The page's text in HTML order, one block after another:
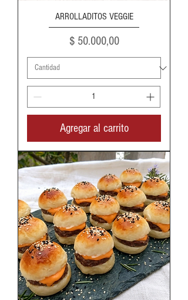
ARROLLADITOS VEGGIE
Precio
$ 50.000,00
Agregar al carrito